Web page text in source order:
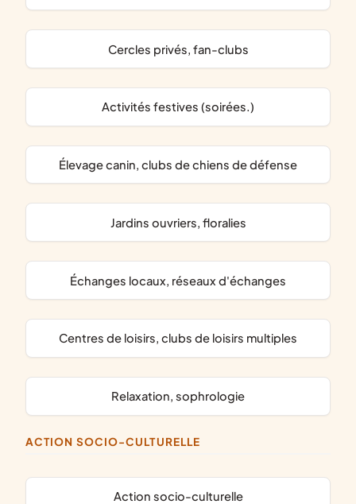
cercles privés, fan-clubs
activités festives (soirées.)
élevage canin, clubs de chiens de défense
jardins ouvriers, floralies
échanges locaux, réseaux d'échanges
centres de loisirs, clubs de loisirs multiples
relaxation, sophrologie
ACTION SOCIO-CULTURELLE
action socio-culturelle